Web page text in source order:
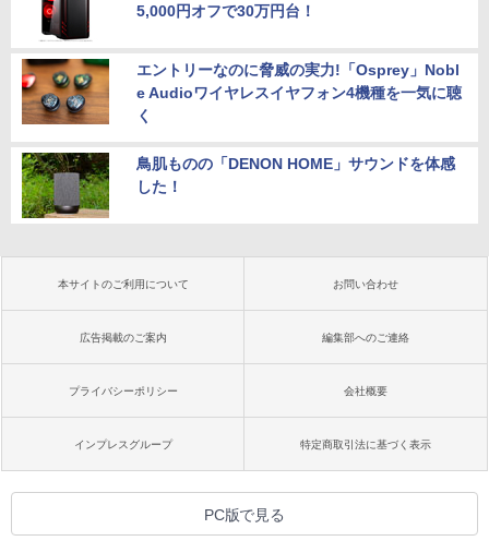
5,000円オフで30万円台！
エントリーなのに脅威の実力!「Osprey」Nobl
e Audioワイヤレスイヤフォン4機種を一気に聴
く
鳥肌ものの「DENON HOME」サウンドを体感
した！
本サイトのご利用について お問い合わせ
広告掲載のご案内 編集部へのご連絡
プライバシーポリシー 会社概要
インプレスグループ 特定商取引法に基づく表示
PC版で見る